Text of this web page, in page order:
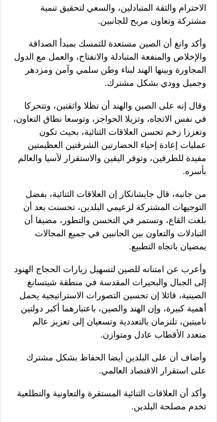
الاحترام والثقة المتبادلين، والسعي لتحقيق تنمية
مشتركة وتعاون مربح للجانبين.
وأكد وانغ أن الصين مستعدة للتمسك بمبدأ الصداقة
والإخلاص والمنفعة المتبادلة والانفتاح، والعمل مع الدول
المجاورة وبينها الهند لبناء وطن سلمي وآمن ومزدهر
وجميل وودي بشكل مشترك.
وقال إنه على الصين والهند أن تظلا واثقتين، وتتحركا
في نفس الاتجاه، وتزيلا الحواجز، وتوسعا نطاق التعاون،
وتعززا زخم تحسن العلاقات الثنائية، بحيث تكون
عمليات إعادة إحياء الحضارتين الشرقتين العظيمتين
مفيدة للطرفين، وتوفر اليقين والاستقرار لآسيا والعالم
بأسره.
من جانبه، قال جايشانكار إن العلاقات الثنائية، بفضل
التوجيهات المشتركة لزعيمي البلدين، تحسنت بعد أن
بلغت القاع، وتستمر في التحسن والتطور، مضيفا أن
التبادلات والتعاون بين الجانبين في جميع المجالات
يمضيان باتجاه التطبيع.
وأعرب عن امتنانه للصين لتسهيل زيارات الحجاج الهنود
إلى الجبال والبحيرات المقدسة في منطقة شيتسانغ
الصينية، قائلا إن تحسين التصورات الاستراتيجية يحمل
أهمية كبيرة، وإن الهند والصين، باعتبارهما أكبر دولتين
ناميتين، تلتزمان بالتعددية وتسعيان إلى تعزيز عالم
متعدد الأقطاب عادل ومتوازن.
وأضاف أن على البلدين أيضا الحفاظ بشكل مشترك
على استقرار الاقتصاد العالمي.
وأكد أن العلاقات الثنائية المستقرة والتعاونية والتطلعية
تخدم مصلحة البلدين.